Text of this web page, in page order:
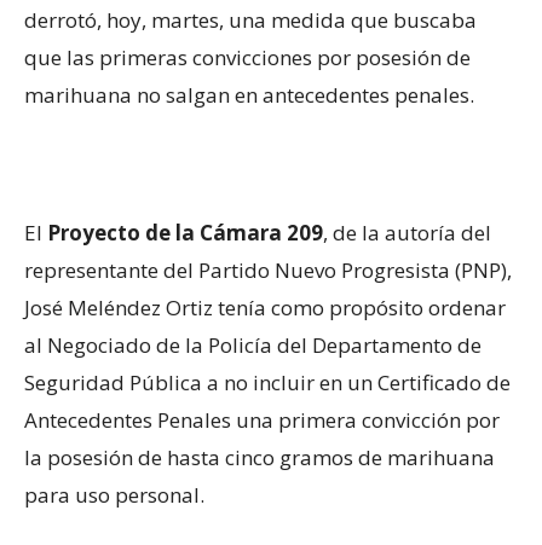
derrotó, hoy, martes, una medida que buscaba
que las primeras convicciones por posesión de
marihuana no salgan en antecedentes penales.
El Proyecto de la Cámara 209, de la autoría del
representante del Partido Nuevo Progresista (PNP),
José Meléndez Ortiz tenía como propósito ordenar
al Negociado de la Policía del Departamento de
Seguridad Pública a no incluir en un Certificado de
Antecedentes Penales una primera convicción por
la posesión de hasta cinco gramos de marihuana
para uso personal.